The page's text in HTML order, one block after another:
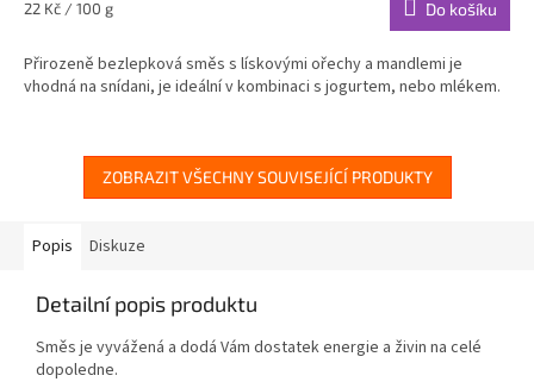
Měrná
22 Kč / 100 g Do košíku
Přirozeně bezlepková směs s lískovými ořechy a mandlemi je
vhodná na snídani, je ideální v kombinaci s jogurtem, nebo mlékem.
ZOBRAZIT VŠECHNY SOUVISEJÍCÍ PRODUKTY
Popis Diskuze
Detailní popis produktu
Směs je vyvážená a dodá Vám dostatek energie a živin na celé
dopoledne.